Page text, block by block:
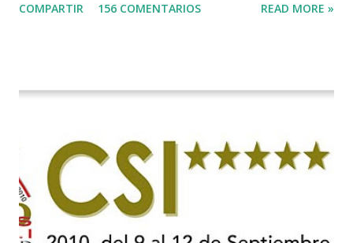
COMPARTIR 156 COMENTARIOS READ MORE »